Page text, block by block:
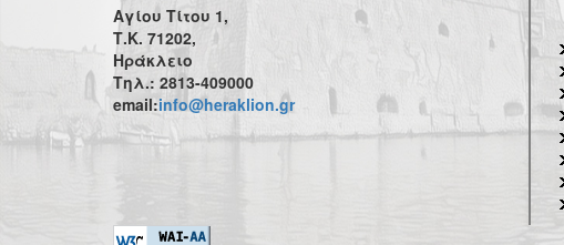
Αγίου Τίτου 1,
Τ.Κ. 71202,
Ηράκλειο
Τηλ.: 2813-409000
email:info@heraklion.gr